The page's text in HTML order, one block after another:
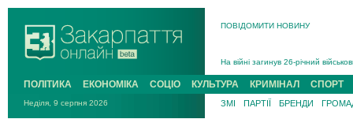
ПОВІДОМИТИ НОВИНУ
Підтвердили загибель
На війні загинув 26-річний
ПОЛІТИКА ЕКОНОМІКА СОЦІО КУЛЬТУРА КРИМІНАЛ СПОРТ
Неділя, 9 серпня 2026 ЗМІ ПАРТІЇ БРЕНДИ